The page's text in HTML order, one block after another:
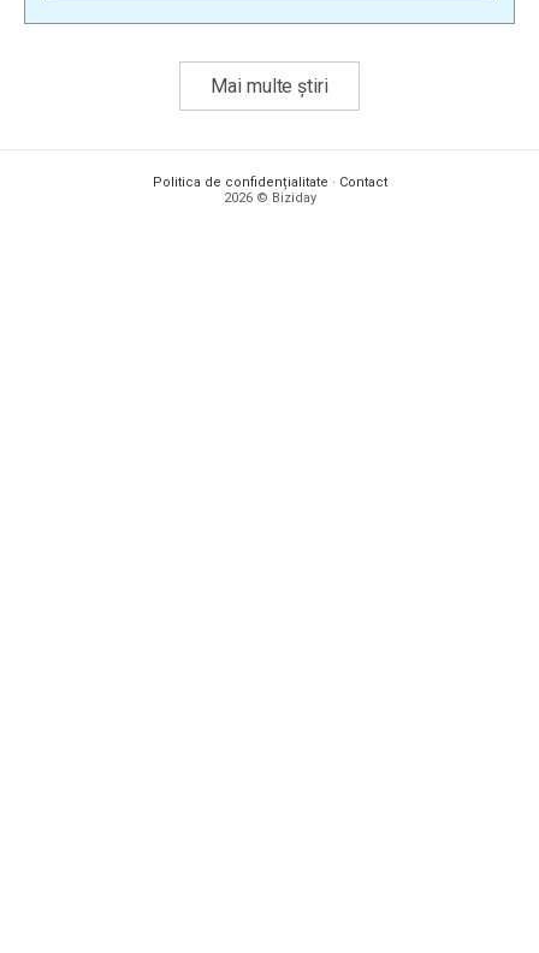
Mai multe știri
Politica de confidențialitate · Contact
2026 © Biziday